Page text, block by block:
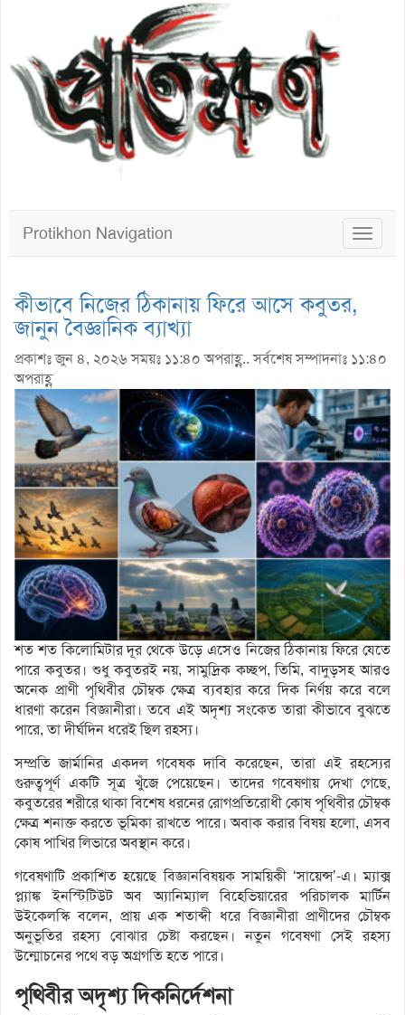
Toggle
Protikhon Navigation
কীভাবে নিজের ঠিকানায় ফিরে আসে কবুতর,
জানুন বৈজ্ঞানিক ব্যাখ্যা
প্রকাশঃ জুন ৪, ২০২৬ সময়ঃ ১১:৪০ অপরাহ্ণ.. সর্বশেষ সম্পাদনাঃ ১১:৪০
অপরাহ্ণ
শত শত কিলোমিটার দূর থেকে উড়ে এসেও নিজের ঠিকানায় ফিরে যেতে
পারে কবুতর। শুধু কবুতরই নয়, সামুদ্রিক কচ্ছপ, তিমি, বাদুড়সহ আরও
অনেক প্রাণী পৃথিবীর চৌম্বক ক্ষেত্র ব্যবহার করে দিক নির্ণয় করে বলে
ধারণা করেন বিজ্ঞানীরা। তবে এই অদৃশ্য সংকেত তারা কীভাবে বুঝতে
পারে, তা দীর্ঘদিন ধরেই ছিল রহস্য।
সম্প্রতি জার্মানির একদল গবেষক দাবি করেছেন, তারা এই রহস্যের
গুরুত্বপূর্ণ একটি সূত্র খুঁজে পেয়েছেন। তাদের গবেষণায় দেখা গেছে,
কবুতরের শরীরে থাকা বিশেষ ধরনের রোগপ্রতিরোধী কোষ পৃথিবীর চৌম্বক
ক্ষেত্র শনাক্ত করতে ভূমিকা রাখতে পারে। অবাক করার বিষয় হলো, এসব
কোষ পাখির লিভারে অবস্থান করে।
গবেষণাটি প্রকাশিত হয়েছে বিজ্ঞানবিষয়ক সাময়িকী ‘সায়েন্স’-এ। ম্যাক্স
প্ল্যাঙ্ক ইনস্টিটিউট অব অ্যানিম্যাল বিহেভিয়ারের পরিচালক মার্টিন
উইকেলস্কি বলেন, প্রায় এক শতাব্দী ধরে বিজ্ঞানীরা প্রাণীদের চৌম্বক
অনুভূতির রহস্য বোঝার চেষ্টা করছেন। নতুন গবেষণা সেই রহস্য
উন্মোচনের পথে বড় অগ্রগতি হতে পারে।
পৃথিবীর অদৃশ্য দিকনির্দেশনা